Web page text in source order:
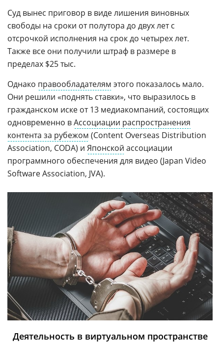
Суд вынес приговор в виде лишения виновных
свободы на сроки от полутора до двух лет с
отсрочкой исполнения на срок до четырех лет.
Также все они получили штраф в размере в
пределах $25 тыс.
Однако правообладателям этого показалось мало.
Они решили «поднять ставки», что выразилось в
гражданском иске от 13 медиакомпаний, состоящих
одновременно вАссоциации распространения
контента за рубежом (Content Overseas Distribution
Association, CODA) и Японской ассоциации
программного обеспечения для видео (Japan Video
Software Association, JVA).
Деятельность в виртуальном пространстве